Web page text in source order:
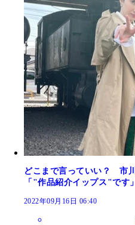
どこまで言っていい？ 市
「"作品紹介イップス"です」
2022年09月16日 06:40